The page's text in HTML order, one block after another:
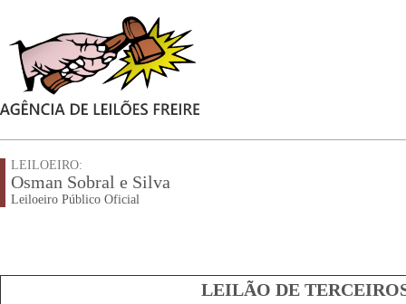
LEILOEIRO:
Osman Sobral e Silva
Leiloeiro Público Oficial
LEILÃO DE